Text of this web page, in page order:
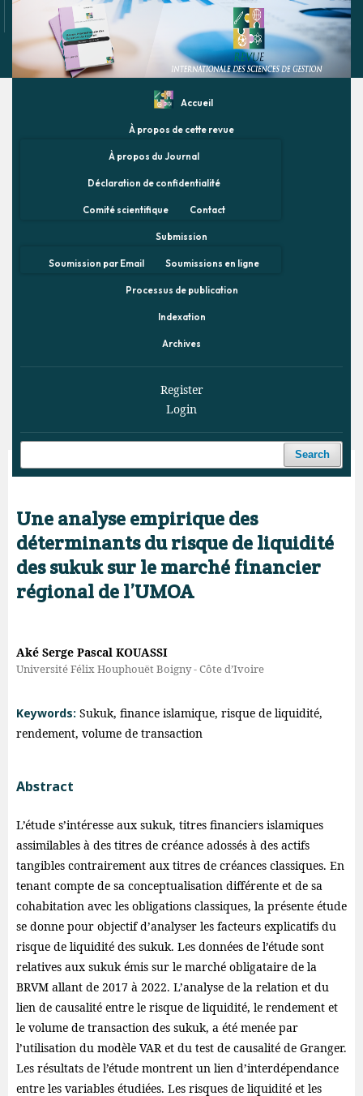
Accueil
À propos de cette revue
À propos du Journal
Déclaration de confidentialité
Comité scientifique Contact
Submission
Soumission par Email Soumissions en ligne
Processus de publication
Indexation
Archives
Register
Login
Search
Home / Archives / Vol. 6 No. 4 (2023) / Articles
Une analyse empirique des
déterminants du risque de liquidité
des sukuk sur le marché financier
régional de l’UMOA
Aké Serge Pascal KOUASSI
Université Félix Houphouët Boigny - Côte d’Ivoire
Keywords: Sukuk, finance islamique, risque de liquidité,
rendement, volume de transaction
Abstract
L’étude s’intéresse aux sukuk, titres financiers islamiques
assimilables à des titres de créance adossés à des actifs
tangibles contrairement aux titres de créances classiques. En
tenant compte de sa conceptualisation différente et de sa
cohabitation avec les obligations classiques, la présente étude
se donne pour objectif d’analyser les facteurs explicatifs du
risque de liquidité des sukuk. Les données de l’étude sont
relatives aux sukuk émis sur le marché obligataire de la
BRVM allant de 2017 à 2022. L’analyse de la relation et du
lien de causalité entre le risque de liquidité, le rendement et
le volume de transaction des sukuk, a été menée par
l’utilisation du modèle VAR et du test de causalité de Granger.
Les résultats de l’étude montrent un lien d’interdépendance
entre les variables étudiées. Les risques de liquidité et les